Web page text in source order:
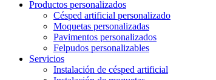
Productos personalizados
Césped artificial personalizado
Moquetas personalizadas
Pavimentos personalizados
Felpudos personalizables
Servicios
Instalación de césped artificial